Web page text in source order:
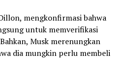
mengkonfirmasi bahwa
untuk memverifikasi
Musk merenungkan
dia mungkin perlu membeli